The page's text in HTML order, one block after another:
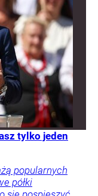
tylko jeden
popularnych
półki